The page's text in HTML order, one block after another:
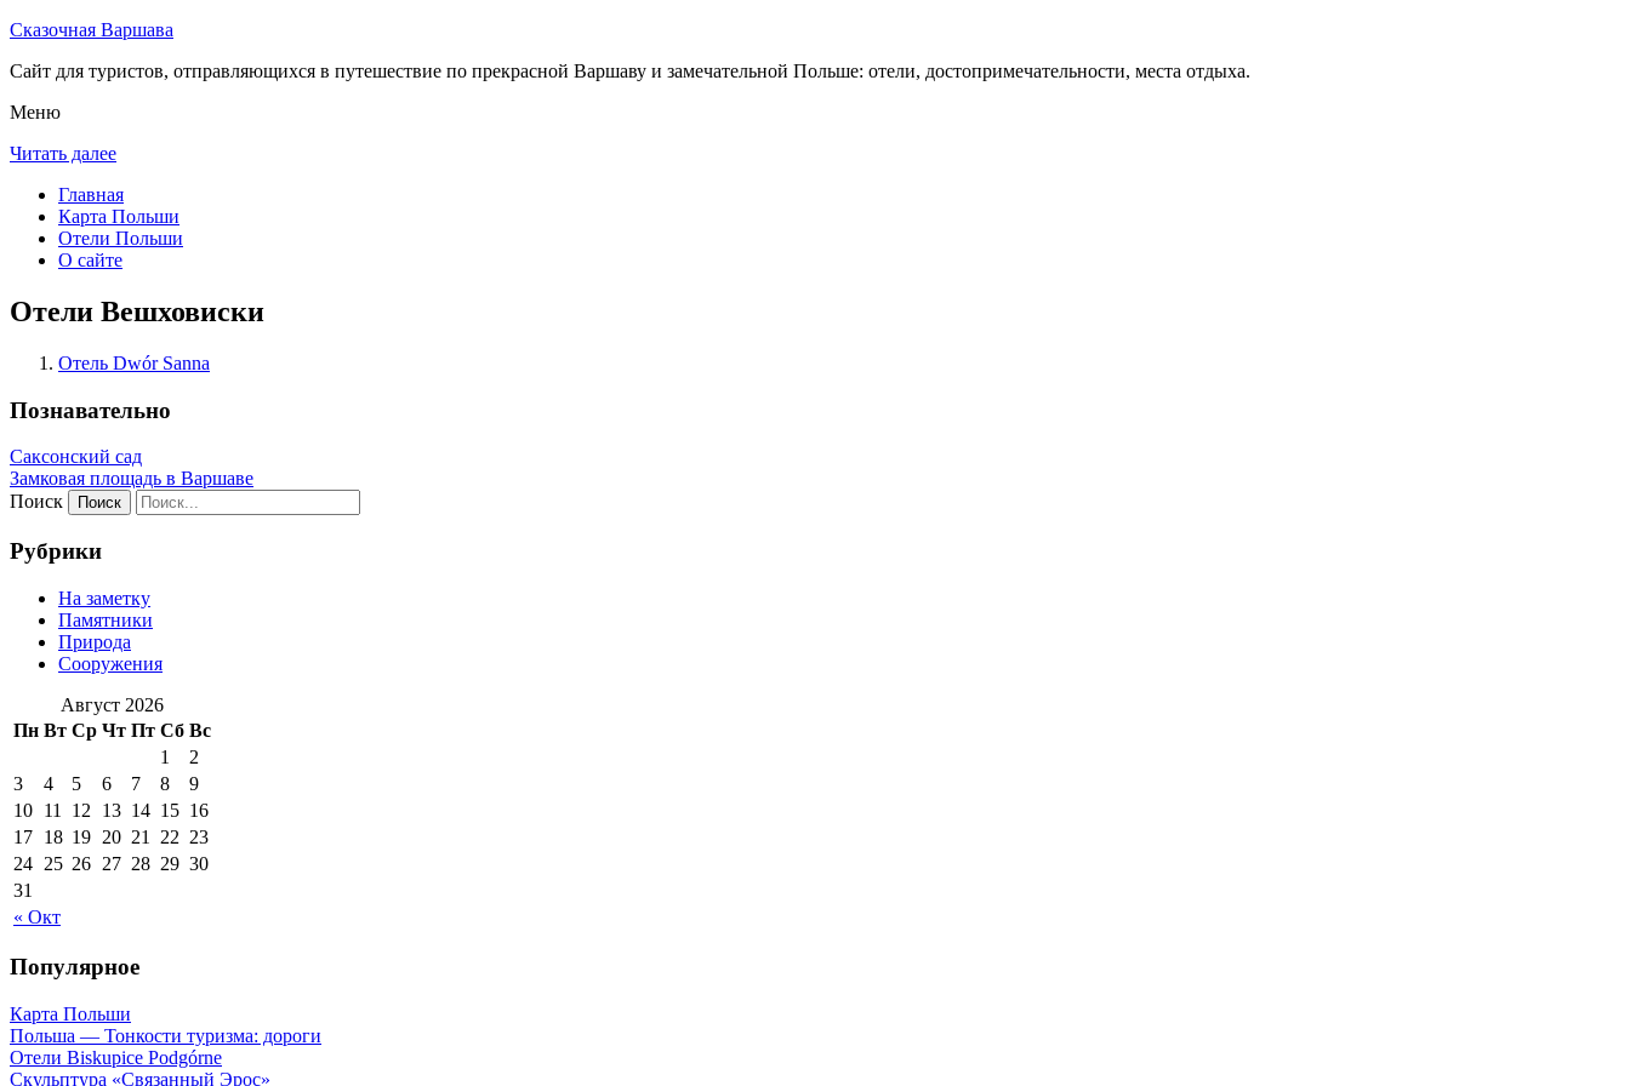
Сказочная Варшава
Сайт для туристов, отправляющихся в путешествие по прекрасной Варшаву и замечательной Польше: отели, достопримечательности, места отдыха.
Меню
Читать далее
Главная
Карта Польши
Отели Польши
О сайте
Отели Вешховиски
Отель Dwór Sanna
Познавательно
Саксонский сад
Замковая площадь в Варшаве
Поиск
Рубрики
На заметку
Памятники
Природа
Сооружения
Август 2026
Пн Вт Ср Чт Пт Сб Вс
« Окт
1
2
3
4 5 6 7 8
9
10 11 12 13 14 15 16
17 18 19 20 21 22 23
24 25 26 27 28 29 30
31
Популярное
Карта Польши
Польша — Тонкости туризма: дороги
Отели Biskupice Podgórne
Скульптура «Связанный Эрос»